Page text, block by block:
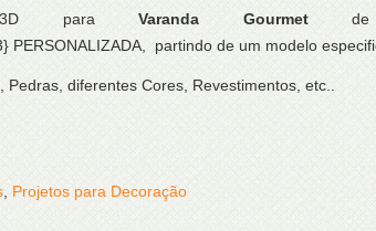
3D paraVaranda Gourmetde
partindo de um modelo
diferentes Cores, Revestimentos, etc..
Projetos para Decoração